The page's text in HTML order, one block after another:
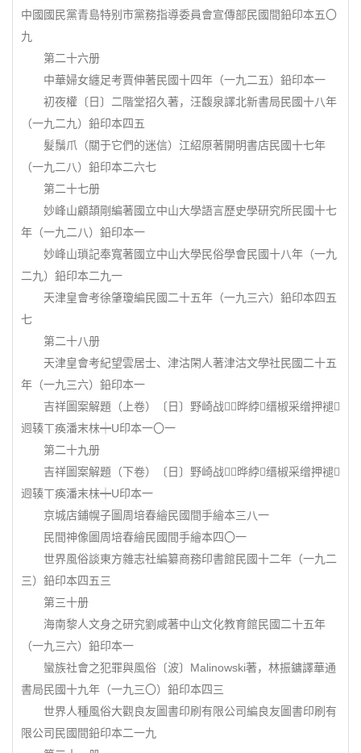
中國國民黨青島特别市黨務指導委員會宣傳部民國間鉛印本五〇
九
第二十六册
中華婦女纏足考賈伸著民國十四年（一九二五）鉛印本一
初夜權〔日〕二階堂招久著，汪馥泉譯北新書局民國十八年
（一九二九）鉛印本四五
髮鬚爪（關于它們的迷信）江紹原著開明書店民國十七年
（一九二八）鉛印本二六七
第二十七册
妙峰山顧頡剛編著國立中山大學語言歷史學研究所民國十七
年（一九二八）鉛印本一
妙峰山瑣記奉寬著國立中山大學民俗學會民國十八年（一九
二九）鉛印本二九一
天津皇會考徐肇瓊編民國二十五年（一九三六）鉛印本四五
七
第二十八册
天津皇會考紀望雲居士、津沽閑人著津沽文學社民國二十五
年（一九三六）鉛印本一
吉祥圖案解題（上卷）〔日〕野崎战晔綍缙椒采缯押褪
迥辏ㄒ痪潘末枺┿U印本一〇一
第二十九册
吉祥圖案解題（下卷）〔日〕野崎战晔綍缙椒采缯押褪
迥辏ㄒ痪潘末枺┿U印本一
京城店鋪幌子圖周培春繪民國間手繪本三八一
民間神像圖周培春繪民國間手繪本四〇一
世界風俗談東方雜志社編纂商務印書館民國十二年（一九二
三）鉛印本四五三
第三十册
海南黎人文身之研究劉咸著中山文化教育館民國二十五年
（一九三六）鉛印本一
蠻族社會之犯罪與風俗〔波〕Malinowski著，林振鏞譯華通
書局民國十九年（一九三〇）鉛印本四三
世界人種風俗大觀良友圖書印刷有限公司編良友圖書印刷有
限公司民國間鉛印本二一九